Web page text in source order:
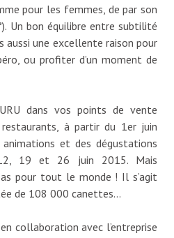
pour les femmes, de par son
Un bon équilibre entre subtilité
aussi une excellente raison pour
ou profiter d’un moment de
dans vos points de vente
à partir du 1er juin
et des dégustations
19 et 26 juin 2015. Mais
pour tout le monde ! Il s’agit
de 108 000 canettes…
collaboration avec l’entreprise